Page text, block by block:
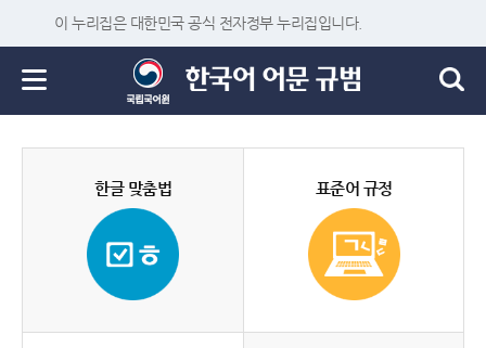
이 누리집은 대한민국 공식 전자정부 누리집입니다.
한글 맞춤법 표준어 규정